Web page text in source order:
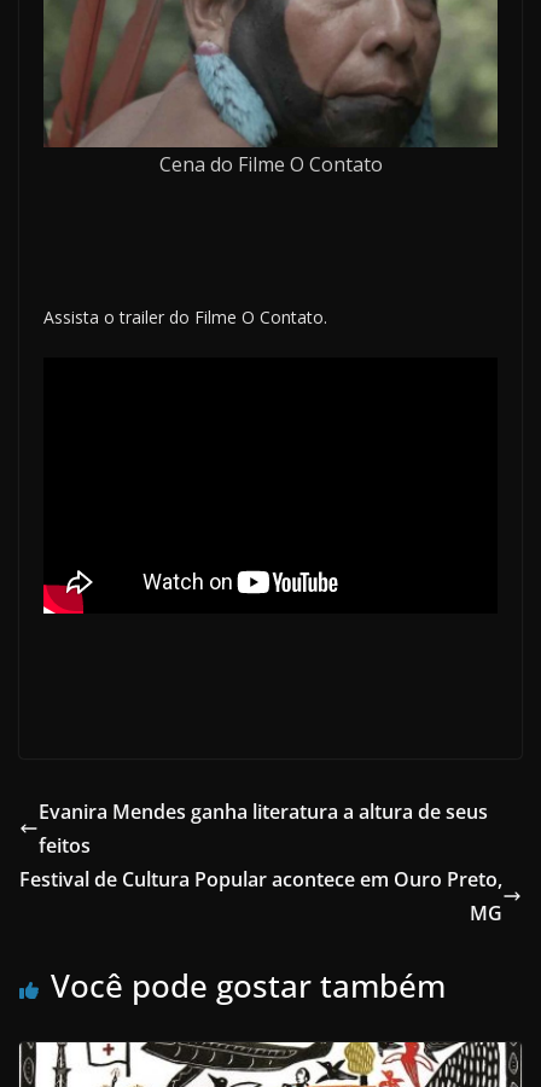
Cena do Filme O Contato
Assista o trailer do Filme O Contato.
Evanira Mendes ganha literatura a altura de seus
feitos
Festival de Cultura Popular acontece em Ouro Preto,
MG
Você pode gostar também